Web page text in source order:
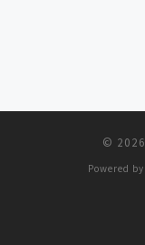
© 2026
Powered by